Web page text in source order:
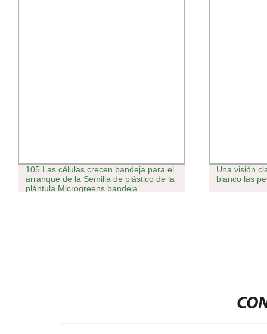
105 Las células crecen bandeja para el
arranque de la Semilla de plástico de la
plántula Microgreens bandeja
Una visión
blanco las